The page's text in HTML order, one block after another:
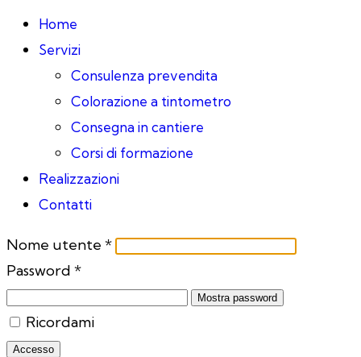
Home
Servizi
Consulenza prevendita
Colorazione a tintometro
Consegna in cantiere
Corsi di formazione
Realizzazioni
Contatti
Nome utente *
Password *
Mostra password
Ricordami
Accesso